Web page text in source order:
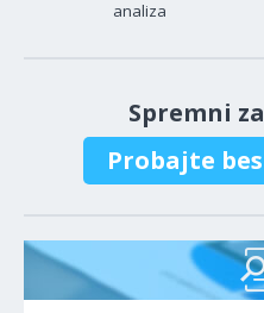
analiza
Spremni
Probajte